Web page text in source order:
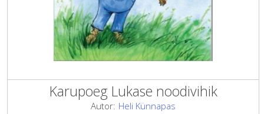
Karupoeg Lukase noodivihik
Autor: Heli Künnapas